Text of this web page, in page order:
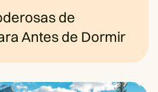
de
Antes de Dormir